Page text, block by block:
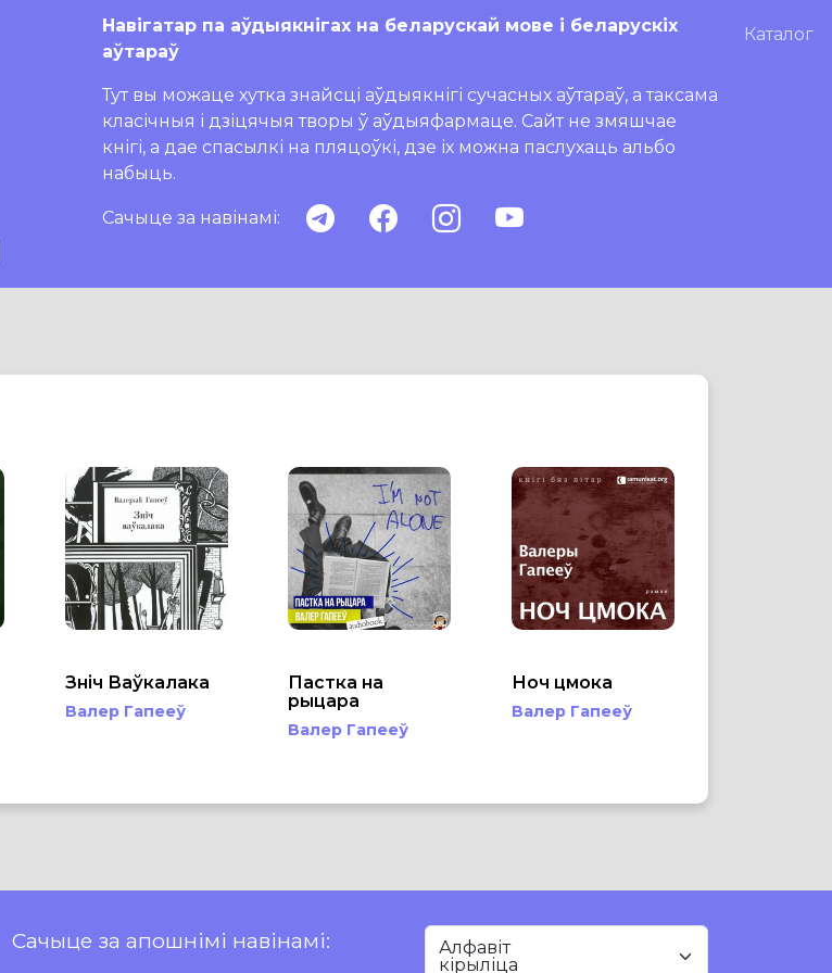
Навігатар па аўдыякнігах на беларускай мове і беларускіх
аўтараў
Тут вы можаце хутка знайсці аўдыякнігі сучасных аўтараў, а таксама
класічныя і дзіцячыя творы ў аўдыяфармаце. Сайт не змяшчае
кнігі, а дае спасылкі на пляцоўкі, дзе іх можна паслухаць альбо
набыць.
Сачыце за навінамі:
Каталог
Зніч Ваўкалака
Валер Гапееў
Пастка на
рыцара
Валер Гапееў
Ноч цмока
Валер Гапееў
Сачыце за апошнімі навінамі: Алфавіт